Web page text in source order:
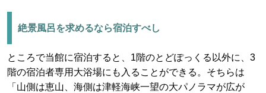
絶景風呂を求めるなら宿泊すべし
ところで当館に宿泊すると、1階のとどぽっくる以外に、3
階の宿泊者専用大浴場にも入ることができる。そちらは
「山側は恵山、海側は津軽海峡一望の大パノラマが広が